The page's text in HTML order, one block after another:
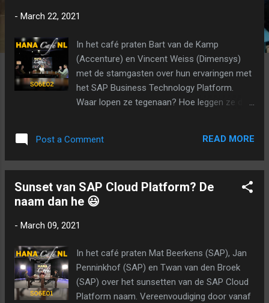
- March 22, 2021
In het café praten Bart van de Kamp
(Accenture) en Vincent Weiss (Dimensys)
met de stamgasten over hun ervaringen met
het SAP Business Technology Platform.
Waar lopen ze tegenaan? Hoe leggen ze dit
(dat mocht ;-)) feedback. Ook vertelt Bart
over hun demo in het SAP Experience Center
Het resultaat - een smart grid! Terug
luisteren: Terug kijken:
Post a Comment READ MORE
Sunset van SAP Cloud Platform? De
naam dan he 😃
- March 09, 2021
In het café praten Mat Beerkens (SAP), Jan
Penninkhof (SAP) en Twan van den Broek
(SAP) over het sunsetten van de SAP Cloud
Platform naam. Vereenvoudiging door vanaf